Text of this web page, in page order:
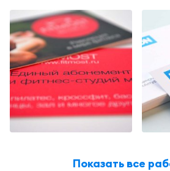
Показать все